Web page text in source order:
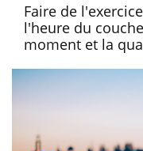
Faire de
l'heure du
moment et la